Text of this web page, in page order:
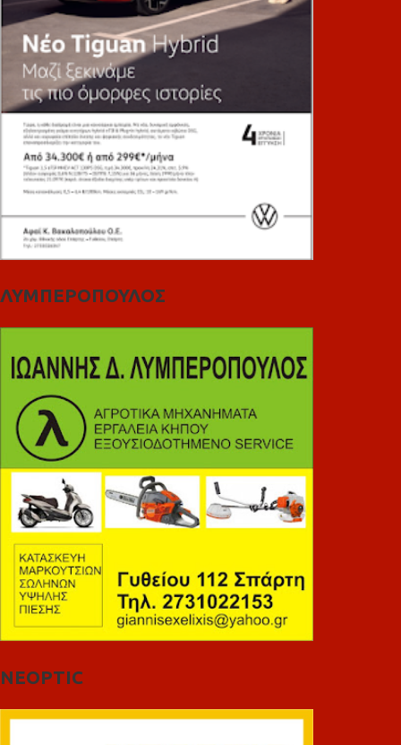
ΛΥΜΠΕΡΟΠΟΥΛΟΣ
NEOPTIC